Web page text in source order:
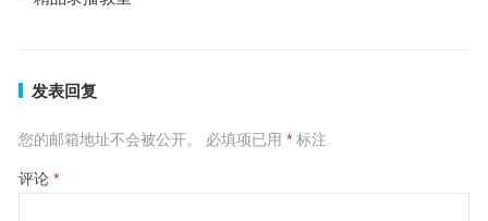
发表回复
您的邮箱地址不会被公开。 必填项已用 *标注
评论 *